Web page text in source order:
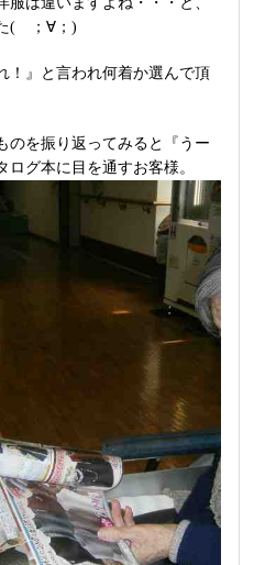
( ；∀；)
！』と言われ何着か選んで頂
のを振り返ってみると『うー
グ本に目を通すお客様。